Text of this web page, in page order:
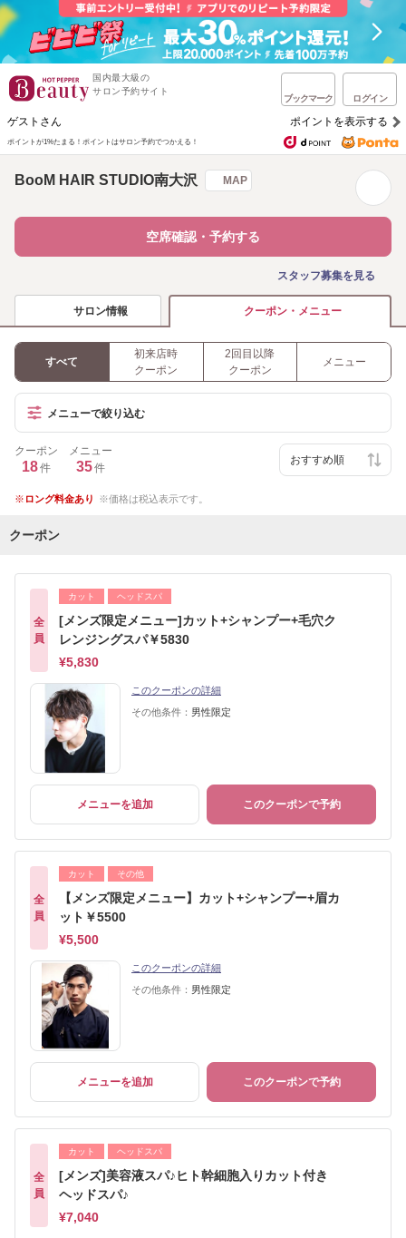
国内最大級の
サロン予約サイト
ブックマーク ログイン
ゲストさん ポイントを表示する
ポイントが1%たまる！ ポイントはサロン予約でつかえる！
BooM HAIR STUDIO南大沢 MAP
空席確認・予約する
スタッフ募集を見る
サロン情報 クーポン・メニュー
すべて
初来店時
クーポン
2回目以降
クーポン
メニュー
メニューで絞り込む
クーポン
18件
メニュー
35件
ロング料金あり 価格は税込表示です。
クーポン
全
員
カット ヘッドスパ
[メンズ限定メニュー]カット+シャンプー+毛穴ク
レンジングスパ￥5830
¥5,830
このクーポンの詳細
その他条件： 男性限定
メニューを追加 このクーポンで予約
全
員
カット その他
【メンズ限定メニュー】カット+シャンプー+眉カ
ット￥5500
¥5,500
このクーポンの詳細
その他条件： 男性限定
メニューを追加 このクーポンで予約
全
員
カット ヘッドスパ
[メンズ]美容液スパ♪ヒト幹細胞入りカット付き
ヘッドスパ♪
¥7,040